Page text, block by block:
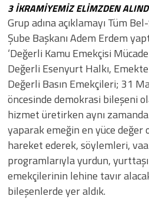
3 İKRAMİYEMİZ ELİMZDEN
​​Grup adına açıklamayı Tüm
Şube Başkanı Adem Erdem
‘Değerli Kamu Emekçisi
Değerli Esenyurt Halkı,
Değerli Basın Emekçileri; 31
öncesinde demokrasi bileşeni
hizmet üretirken aynı
yaparak emeğin en yüce değer
hareket ederek, söylemleri,
programlarıyla yurdun,
emekçilerinin lehine tavır
bileşenlerde yer aldık.